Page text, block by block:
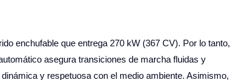
enchufable que entrega 270 kW (367 CV). Por lo tanto,
asegura transiciones de marcha fluidas y
y respetuosa con el medio ambiente. Asimismo,